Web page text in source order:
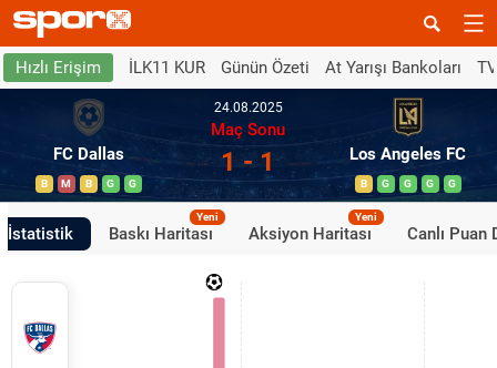
Hızlı Erişim İLK11 KUR Günün Özeti At Yarışı Bankoları
FC Dallas
B M B G G
24.08.2025
Maç Sonu
1 - 1 Los Angeles FC
B G G G G
İstatistik Baskı Haritası
Yeni
Aksiyon Haritası
Yeni
Canlı Puan